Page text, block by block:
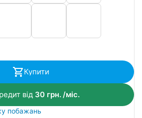
Купити
від 30грн./міс.
побажань